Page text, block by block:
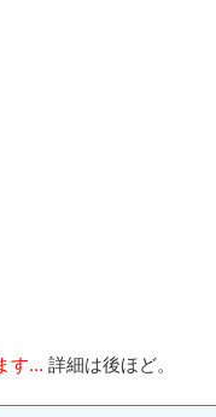
す… 詳細は後ほど。